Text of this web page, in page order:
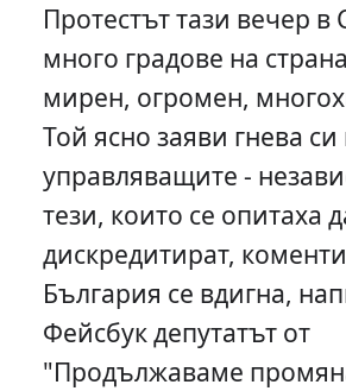
Протестът тази вечер
много градове на
мирен, огромен,
Той ясно заяви гнева
управляващите -
тези, които се опитаха
дискредитират,
България се вдигна,
Фейсбук депутатът от
"Продължаваме